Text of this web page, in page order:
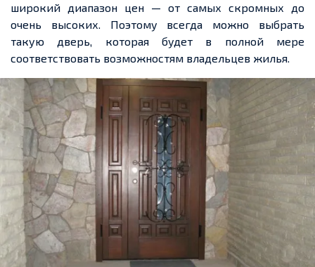
широкий диапазон цен — от самых скромных до
очень высоких. Поэтому всегда можно выбрать
такую дверь, которая будет в полной мере
соответствовать возможностям владельцев жилья.